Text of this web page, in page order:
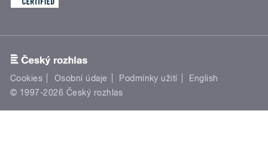
Cookies Osobní údaje Podmínky užití
English
© 1997-2026 Český rozhlas